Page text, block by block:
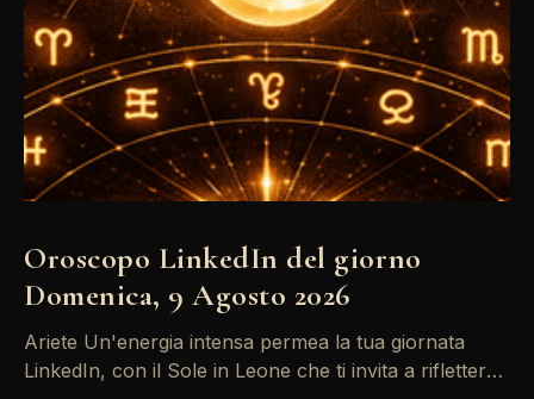
Oroscopo LinkedIn del giorno
Domenica, 9 Agosto 2026
Ariete Un'energia intensa permea la tua giornata
LinkedIn, con il Sole in Leone che ti invita a riflettere